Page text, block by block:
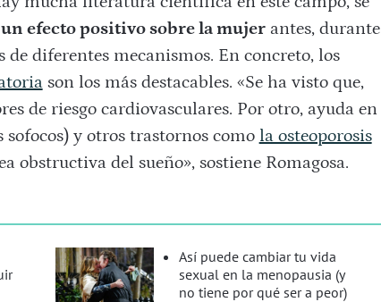
un efecto positivo sobre la mujerantes, durante
de diferentes mecanismos. En concreto, los
son los más destacables. «Se ha visto que,
de riesgo cardiovasculares. Por otro, ayuda en
y otros trastornos como la osteoporosis
obstructiva del sueño», sostiene Romagosa.
Así puede cambiar tu vida
sexual en la menopausia (y
no tiene por qué ser a peor)